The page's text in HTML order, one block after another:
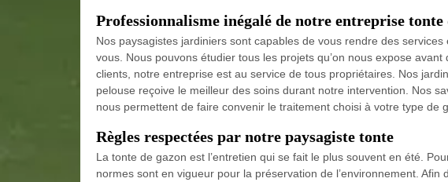
Professionnalisme inégalé de notre entreprise
Nos paysagistes jardiniers sont capables de vous rendre des
vous. Nous pouvons étudier tous les projets qu’on nous expose
clients, notre entreprise est au service de tous propriétaires. Nos
pelouse reçoive le meilleur des soins durant notre intervention. Nos
nous permettent de faire convenir le traitement choisi à votre type de
Règles respectées par notre paysagiste tonte
La tonte de gazon est l’entretien qui se fait le plus souvent en été.
normes sont en vigueur pour la préservation de l’environnement. Afin